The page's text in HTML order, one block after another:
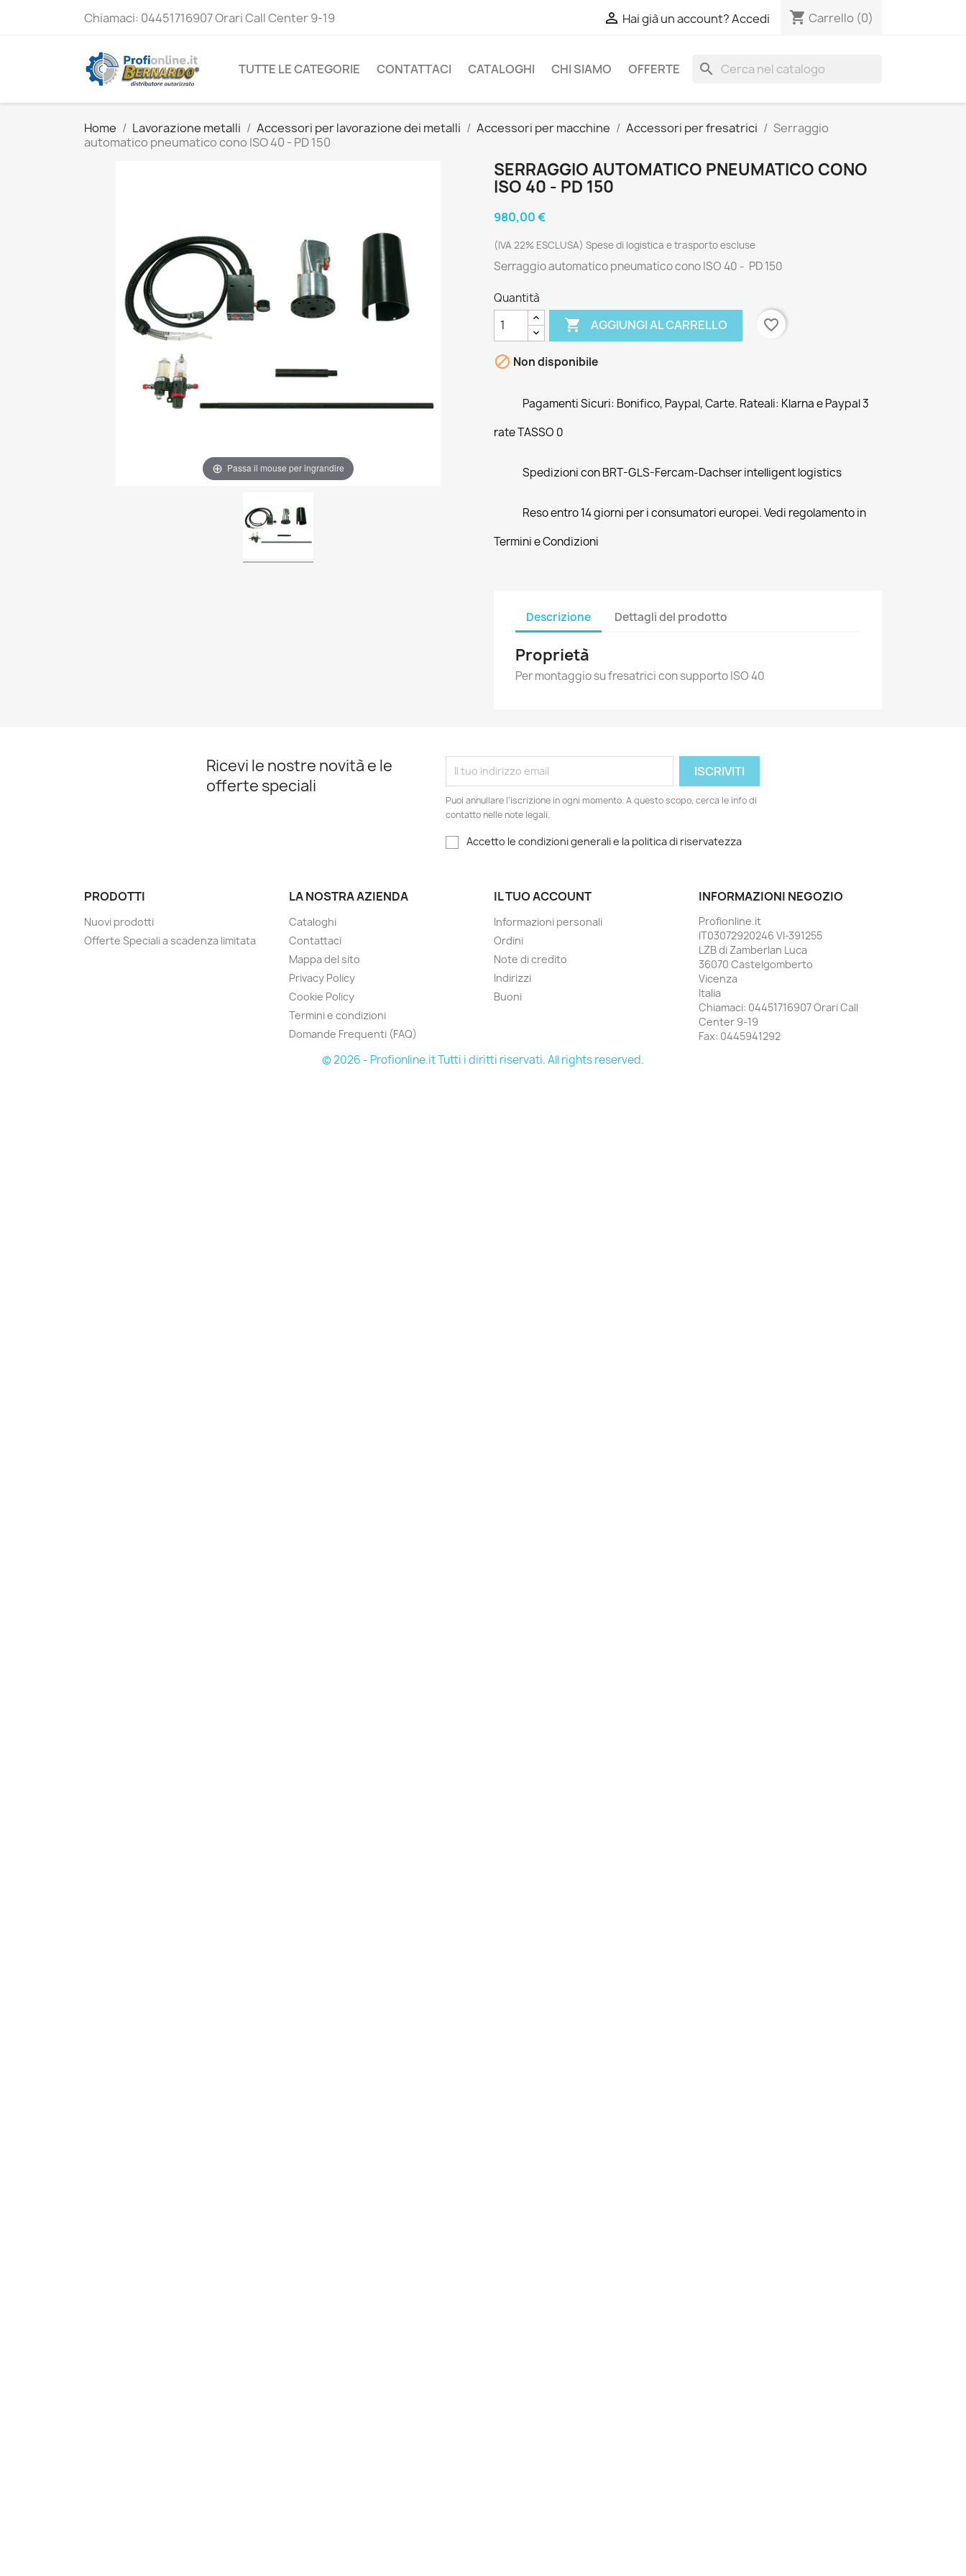
Chiamaci: 04451716907 Orari Call Center 9-19  Hai già un account? Accedi shopping_cart Carrello (0)
TUTTE LE CATEGORIE CONTATTACI CATALOGHI CHI SIAMO OFFERTE search
Home Lavorazione metalli Accessori per lavorazione dei metalli Accessori per macchine Accessori per fresatrici
Serraggio
automatico pneumatico cono ISO 40 - PD 150
Passa il mouse per ingrandire
SERRAGGIO AUTOMATICO PNEUMATICO CONO
ISO 40 - PD 150
980,00 €
(IVA 22% ESCLUSA) Spese di logistica e trasporto escluse
Serraggio automatico pneumatico cono ISO 40 - PD 150
Quantità
 AGGIUNGI AL CARRELLO favorite_border
 Non disponibile
Pagamenti Sicuri: Bonifico, Paypal, Carte. Rateali: Klarna e Paypal 3
rate TASSO 0
Spedizioni con BRT-GLS-Fercam-Dachser intelligent logistics
Reso entro 14 giorni per i consumatori europei. Vedi regolamento in
Termini e Condizioni
Descrizione Dettagli del prodotto
Proprietà
Per montaggio su fresatrici con supporto ISO 40
Ricevi le nostre novità e le
offerte speciali
Puoi annullare l'iscrizione in ogni momento. A questo scopo, cerca le info di
contatto nelle note legali.
Accetto le condizioni generali e la politica di riservatezza
PRODOTTI
Nuovi prodotti
Offerte Speciali a scadenza limitata
LA NOSTRA AZIENDA
Cataloghi
Contattaci
Mappa del sito
Privacy Policy
Cookie Policy
Termini e condizioni
Domande Frequenti (FAQ)
IL TUO ACCOUNT
Informazioni personali
Ordini
Note di credito
Indirizzi
Buoni
INFORMAZIONI NEGOZIO
Profionline.it
IT03072920246 VI-391255
LZB di Zamberlan Luca
36070 Castelgomberto
Vicenza
Italia
Chiamaci: 04451716907 Orari Call
Center 9-19
Fax: 0445941292
© 2026 - Profionline.it Tutti i diritti riservati. All rights reserved.